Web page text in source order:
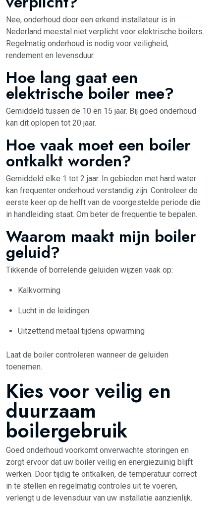
Nee, onderhoud door een erkend installateur is in
Nederland meestal niet verplicht voor elektrische boilers.
Regelmatig onderhoud is nodig voor veiligheid,
rendement en levensduur.
Hoe lang gaat een
elektrische boiler mee?
Gemiddeld tussen de 10 en 15 jaar. Bij goed onderhoud
kan dit oplopen tot 20 jaar.
Hoe vaak moet een boiler
ontkalkt worden?
Gemiddeld elke 1 tot 2 jaar. In gebieden met hard water
kan frequenter onderhoud verstandig zijn. Controleer de
eerste keer op de helft van de voorgestelde periode die
in handleiding staat. Om beter de frequentie te bepalen.
Waarom maakt mijn boiler
geluid?
Tikkende of borrelende geluiden wijzen vaak op:
Kalkvorming
Lucht in de leidingen
Uitzettend metaal tijdens opwarming
Laat de boiler controleren wanneer de geluiden
toenemen.
Kies voor veilig en
duurzaam
boilergebruik
Goed onderhoud voorkomt onverwachte storingen en
zorgt ervoor dat uw boiler veilig en energiezuinig blijft
werken. Door tijdig te ontkalken, de temperatuur correct
in te stellen en regelmatig controles uit te voeren,
verlengt u de levensduur van uw installatie aanzienlijk.